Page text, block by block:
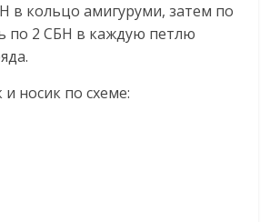
в кольцо амигуруми, затем по
по 2 СБН в каждую петлю
носик по схеме: